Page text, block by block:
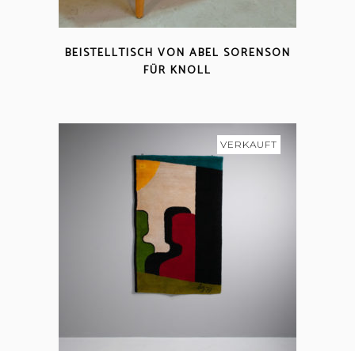
BEISTELLTISCH VON ABEL SORENSON
FÜR KNOLL
VERKAUFT